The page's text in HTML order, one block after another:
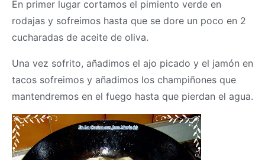
En primer lugar cortamos el pimiento verde en
rodajas y sofreimos hasta que se dore un poco en 2
cucharadas de aceite de oliva.
Una vez sofrito, añadimos el ajo picado y el jamón en
tacos sofreimos y añadimos los champiñones que
mantendremos en el fuego hasta que pierdan el agua.